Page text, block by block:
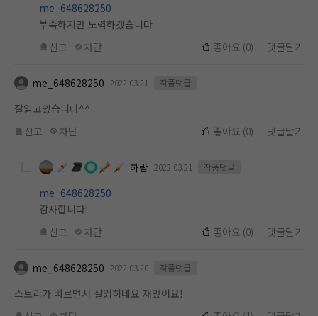
me_648628250
부족하지만 노력하겠습니다
신고
차단 좋아요 (0) 댓글달기
me_648628250 2022.03.21 작품댓글
잘읽고있습니다^^
신고
차단 좋아요 (0) 댓글달기
하람 2022.03.21 작품댓글
me_648628250
감사합니다!
신고
차단 좋아요 (0) 댓글달기
me_648628250 2022.03.20 작품댓글
스토리가 빠르면서 잘읽히네요 재밌어요!